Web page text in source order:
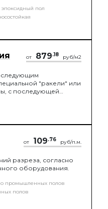
пол
от 879.18 руб/м2
"ракели" или
с последующей
от 109.76 руб/п.м.
разреза, согласно
оборудования.
промышленных полов
полов